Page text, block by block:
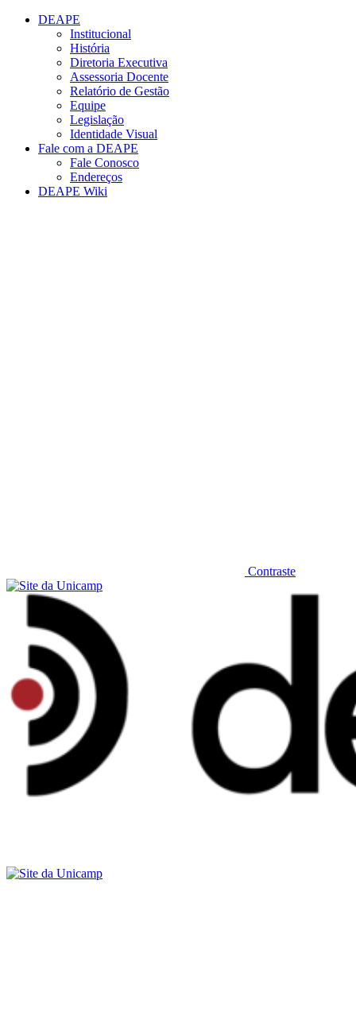
Conteúdo principal
DEAPE
Institucional
História
Diretoria Executiva
Assessoria Docente
Relatório de Gestão
Equipe
Legislação
Identidade Visual
Fale com a DEAPE
Fale Conosco
Endereços
DEAPE Wiki
Contraste